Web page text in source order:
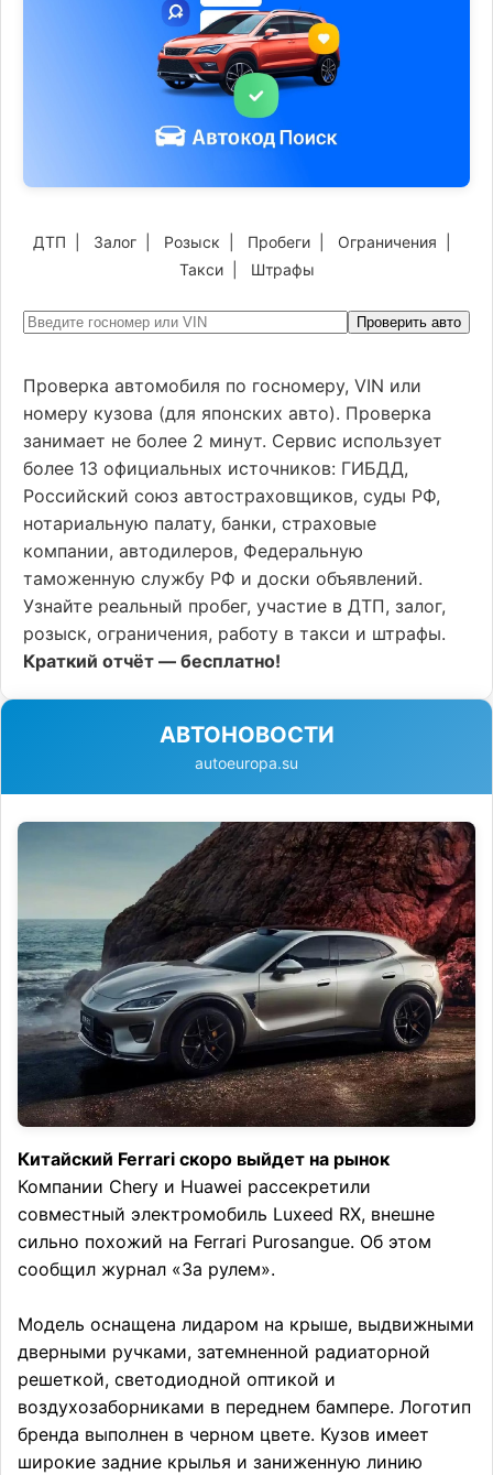
ДТП Залог Розыск Пробеги Ограничения
Такси| Штрафы
Проверить авто
Проверка автомобиля по госномеру, VIN или
номеру кузова (для японских авто). Проверка
занимает не более 2 минут. Сервис использует
более 13 официальных источников: ГИБДД,
Российский союз автостраховщиков, суды РФ,
нотариальную палату, банки, страховые
компании, автодилеров, Федеральную
таможенную службу РФ и доски объявлений.
Узнайте реальный пробег, участие в ДТП, залог,
розыск, ограничения, работу в такси и штрафы.
Краткий отчёт — бесплатно!
АВТОНОВОСТИ
autoeuropa.su
Китайский Ferrari скоро выйдет на рынок
Компании Chery и Huawei рассекретили
совместный электромобиль Luxeed RX, внешне
сильно похожий на Ferrari Purosangue. Об этом
сообщил журнал «За рулем».
Модель оснащена лидаром на крыше, выдвижными
дверными ручками, затемненной радиаторной
решеткой, светодиодной оптикой и
воздухозаборниками в переднем бампере. Логотип
бренда выполнен в черном цвете. Кузов имеет
широкие задние крылья и заниженную линию